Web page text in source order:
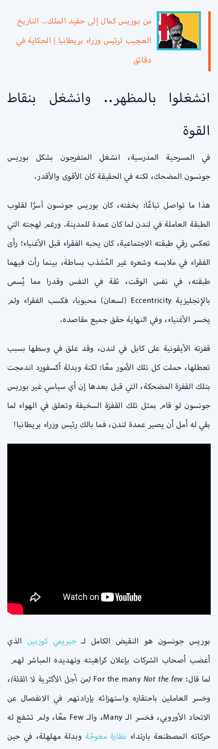
من بوريس كمال إلى حفيد الملك.. التاريخ
العجيب لرئيس وزراء بريطانيا | الحكاية في
دقائق
انشغلوا بالمظهر.. وانشغل بنقاط
القوة
في المسرحية المدرسية، انشغل المتفرجون بشكل بوريس
جونسون المضحك، لكنه في الحقيقة كان الأقوى والأقدر.
هذا ما تواصل تباعًا: بخفته، كان بوريس جونسون آسرًا لقلوب
الطبقة العاملة في لندن لما كان عمدة للمدينة. ورغم لهجته التي
تعكس رقي طبقته الاجتماعية، كان يحبه الفقراء قبل الأغنياء؛ رأى
الفقراء في ملابسه وشعره غير المُشذب بساطة، بينما رأت فيهما
طبقته، في نفس الوقت، ثقة في النفس وقدرا مما يُسمى
بالإنجليزية Eccentricity (لسعان) محبوبا، فكسب الفقراء ولم
يخسر الأغنياء، وفي النهاية حقق جميع مقاصده.
قفزته الأيقونية على كابل في لندن، وقد علق في وسطها بسبب
تعطلها، حملت كل تلك الأمور معًا: لكنة وبدلة أكسفورد اندمجت
بتلك القفزة المضحكة، التي قيل بعدها إن أي سياسي غير بوريس
جونسون لو قام بمثل تلك القفزة السخيفة وتعلق في الهواء لما
بقي له أمل أن يصير عمدة لندن، فما بالك رئيس وزراء بريطانيا!
بوريس جونسون هو النقيض الكامل لـ جيريمي كوربين الذي
أغضب أصحاب الشركات بإعلان كراهيته وتهديده المباشر لهم
لما قال: For the many Not the few (من أجل الأكثرية لا القلة)
،
وخسر العاملين باحتقاره واستهزائه بإرادتهم في الانفصال عن
الاتحاد الأوروبي، فخسر الـ Many، والـ Few معًا، ولم تشفع له
حركاته المصطنعة بارتداء نظارة معوجّة وبدلة مهلهلة، في حين